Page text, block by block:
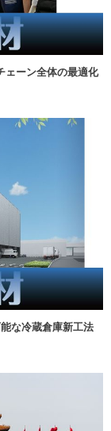
ェーン全体の最適化
な冷蔵倉庫新工法